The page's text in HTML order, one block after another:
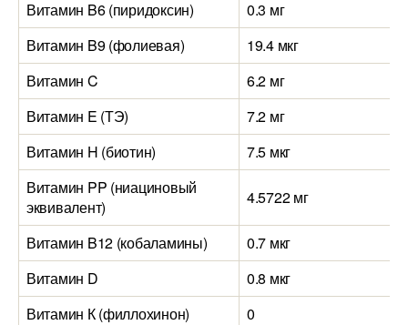
Витамин B6 (пиридоксин)
0.3 мг
Витамин B9 (фолиевая)
19.4 мкг
Витамин C
6.2 мг
Витамин E (ТЭ)
7.2 мг
Витамин H (биотин)
7.5 мкг
Витамин PP (ниациновый
эквивалент)
4.5722 мг
Витамин B12 (кобаламины)
0.7 мкг
Витамин D
0.8 мкг
Витамин К (филлохинон)
0